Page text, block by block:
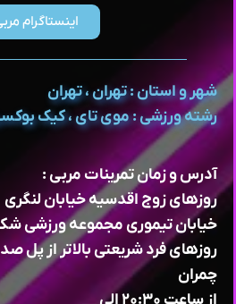
اینستاگرام
شهر و استان : تهران ، تهران
رشته ورزشی : موی تای ، کیک
آدرس و زمان تمرینات مربی :
روزهای زوج اقدسیه خیابان لنگری
خیابان تیموری مجموعه ورزشی شکوفه
روزهای فرد شریعتی بالاتر از
چمران